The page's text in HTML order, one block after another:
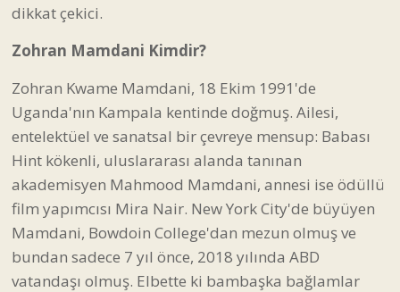
dikkat çekici.
Zohran Mamdani Kimdir?
Zohran Kwame Mamdani, 18 Ekim 1991'de
Uganda'nın Kampala kentinde doğmuş. Ailesi,
entelektüel ve sanatsal bir çevreye mensup: Babası
Hint kökenli, uluslararası alanda tanınan
akademisyen Mahmood Mamdani, annesi ise ödüllü
film yapımcısı Mira Nair. New York City'de büyüyen
Mamdani, Bowdoin College'dan mezun olmuş ve
bundan sadece 7 yıl önce, 2018 yılında ABD
vatandaşı olmuş. Elbette ki bambaşka bağlamlar